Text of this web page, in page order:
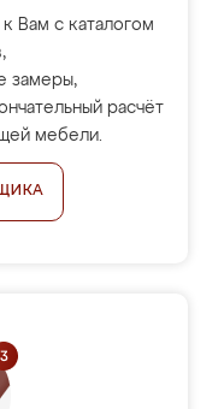
Вам с каталогом
замеры,
расчёт
мебели.